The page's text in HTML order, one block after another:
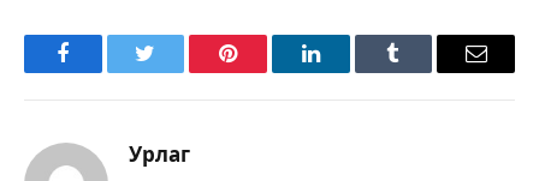
FacebookTwitter Pinterest LinkedInTumblr Имэйл
Урлаг